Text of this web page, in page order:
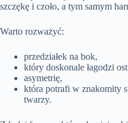
szczękę i czoło, a tym samym
Warto rozważyć:
przedziałek na bok,
który doskonale łagodzi
asymetrię,
która potrafi w znakomity
twarzy.